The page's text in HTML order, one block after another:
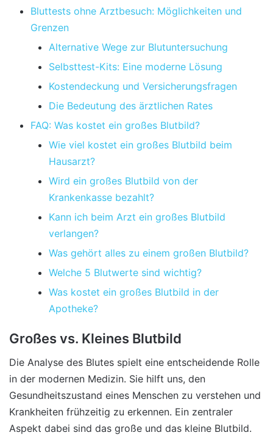
Bluttests ohne Arztbesuch: Möglichkeiten und
Grenzen
Alternative Wege zur Blutuntersuchung
Selbsttest-Kits: Eine moderne Lösung
Kostendeckung und Versicherungsfragen
Die Bedeutung des ärztlichen Rates
FAQ: Was kostet ein großes Blutbild?
Wie viel kostet ein großes Blutbild beim
Hausarzt?
Wird ein großes Blutbild von der
Krankenkasse bezahlt?
Kann ich beim Arzt ein großes Blutbild
verlangen?
Was gehört alles zu einem großen Blutbild?
Welche 5 Blutwerte sind wichtig?
Was kostet ein großes Blutbild in der
Apotheke?
Großes vs. Kleines Blutbild
Die Analyse des Blutes spielt eine entscheidende Rolle
in der modernen Medizin. Sie hilft uns, den
Gesundheitszustand eines Menschen zu verstehen und
Krankheiten frühzeitig zu erkennen. Ein zentraler
Aspekt dabei sind das große und das kleine Blutbild.